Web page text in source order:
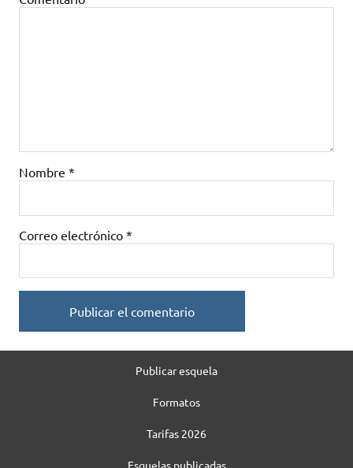
Nombre *
Correo electrónico *
Publicar esquela
Formatos
Tarifas 2026
Esquelas publicadas